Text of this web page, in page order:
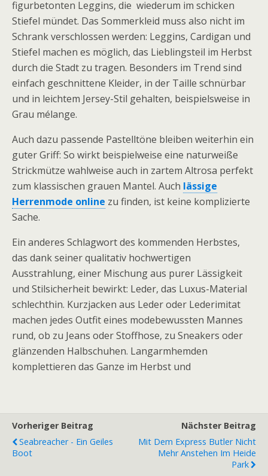
figurbetonten Leggins, die wiederum im schicken
Stiefel mündet. Das Sommerkleid muss also nicht im
Schrank verschlossen werden: Leggins, Cardigan und
Stiefel machen es möglich, das Lieblingsteil im Herbst
durch die Stadt zu tragen. Besonders im Trend sind
einfach geschnittene Kleider, in der Taille schnürbar
und in leichtem Jersey-Stil gehalten, beispielsweise in
Grau mélange.
Auch dazu passende Pastelltöne bleiben weiterhin ein
guter Griff: So wirkt beispielweise eine naturweiße
Strickmütze wahlweise auch in zartem Altrosa perfekt
zum klassischen grauen Mantel. Auch lässige
Herrenmode online zu finden, ist keine komplizierte
Sache.
Ein anderes Schlagwort des kommenden Herbstes,
das dank seiner qualitativ hochwertigen
Ausstrahlung, einer Mischung aus purer Lässigkeit
und Stilsicherheit bewirkt: Leder, das Luxus-Material
schlechthin. Kurzjacken aus Leder oder Lederimitat
machen jedes Outfit eines modebewussten Mannes
rund, ob zu Jeans oder Stoffhose, zu Sneakers oder
glänzenden Halbschuhen. Langarmhemden
komplettieren das Ganze im Herbst und
Vorheriger Beitrag
Seabreacher - Ein Geiles
Boot
Nächster Beitrag
Mit Dem Express Butler Nicht
Mehr Anstehen Im Heide
Park